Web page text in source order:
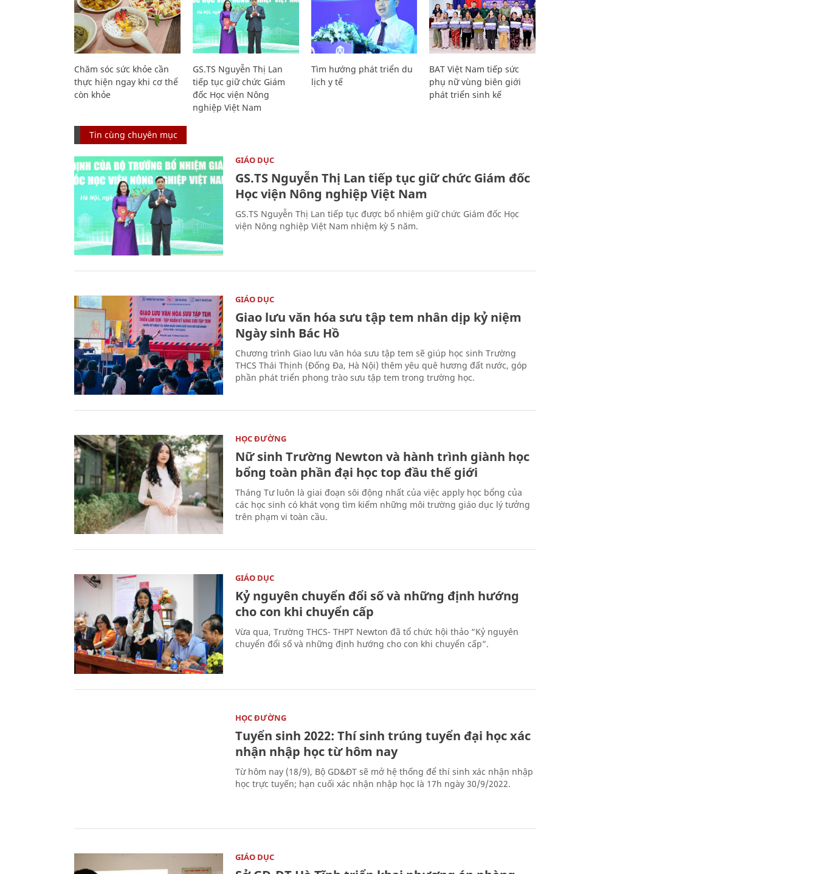
Chăm sóc sức khỏe cần
thực hiện ngay khi cơ thể
còn khỏe
GS.TS Nguyễn Thị Lan
tiếp tục giữ chức Giám
đốc Học viện Nông
nghiệp Việt Nam
Tìm hướng phát triển du
lịch y tế
BAT Việt Nam tiếp sức
phụ nữ vùng biên giới
phát triển sinh kế
Tin cùng chuyên mục
GIÁO DỤC
GS.TS Nguyễn Thị Lan tiếp tục giữ chức Giám đốc
Học viện Nông nghiệp Việt Nam
GS.TS Nguyễn Thị Lan tiếp tục được bổ nhiệm giữ chức Giám đốc Học
viện Nông nghiệp Việt Nam nhiệm kỳ 5 năm.
GIÁO DỤC
Giao lưu văn hóa sưu tập tem nhân dịp kỷ niệm
Ngày sinh Bác Hồ
Chương trình Giao lưu văn hóa sưu tập tem sẽ giúp học sinh Trường
THCS Thái Thịnh (Đống Đa, Hà Nội) thêm yêu quê hương đất nước, góp
phần phát triển phong trào sưu tập tem trong trường học.
HỌC ĐƯỜNG
Nữ sinh Trường Newton và hành trình giành học
bổng toàn phần đại học top đầu thế giới
Tháng Tư luôn là giai đoạn sôi động nhất của việc apply học bổng của
các học sinh có khát vọng tìm kiếm những môi trường giáo dục lý tưởng
trên phạm vi toàn cầu.
GIÁO DỤC
Kỷ nguyên chuyển đổi số và những định hướng
cho con khi chuyển cấp
Vừa qua, Trường THCS- THPT Newton đã tổ chức hội thảo “Kỷ nguyên
chuyển đổi số và những định hướng cho con khi chuyển cấp”.
HỌC ĐƯỜNG
Tuyển sinh 2022: Thí sinh trúng tuyển đại học xác
nhận nhập học từ hôm nay
Từ hôm nay (18/9), Bộ GD&ĐT sẽ mở hệ thống để thí sinh xác nhận nhập
học trực tuyến; hạn cuối xác nhận nhập học là 17h ngày 30/9/2022.
GIÁO DỤC